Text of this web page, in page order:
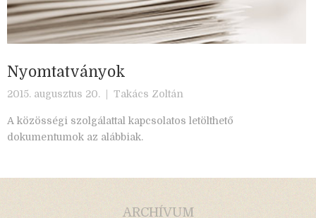
Nyomtatványok
2015. augusztus 20. | Takács Zoltán
A közösségi szolgálattal kapcsolatos letölthető
dokumentumok az alábbiak.
ARCHÍVUM